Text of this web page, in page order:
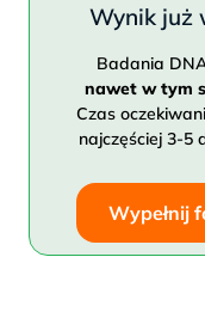
Wynik już
Badania
nawet w tym
Czas
najczęściej 3-5
Wypełnij